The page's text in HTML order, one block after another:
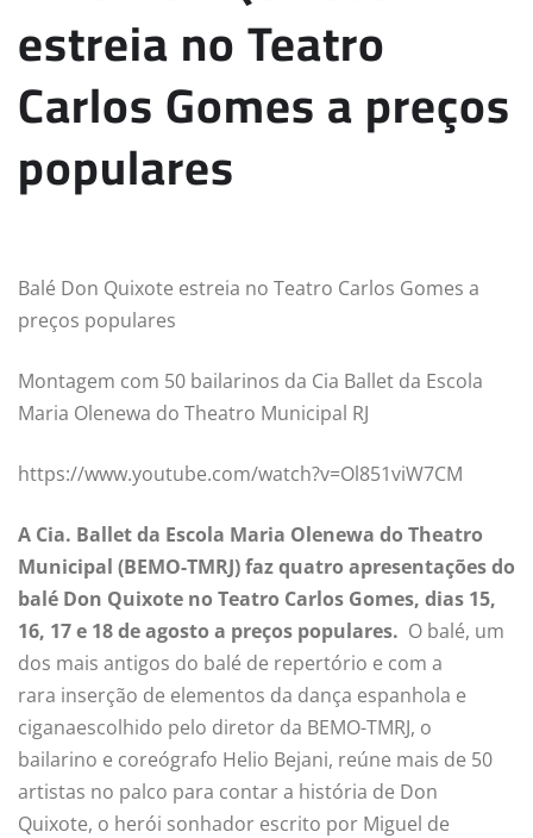
estreia no Teatro
Carlos Gomes a preços
populares
Balé Don Quixote estreia no Teatro Carlos Gomes a
preços populares
Montagem com 50 bailarinos da Cia Ballet da Escola
Maria Olenewa do Theatro Municipal RJ
https://www.youtube.com/watch?v=Ol851viW7CM
A Cia. Ballet da Escola Maria Olenewa do Theatro
Municipal (BEMO-TMRJ) faz quatro apresentações do
balé Don Quixote no Teatro Carlos Gomes, dias 15,
16, 17 e 18 de agosto a preços populares. O balé, um
dos mais antigos do balé de repertório e com a
rara inserção de elementos da dança espanhola e
ciganaescolhido pelo diretor da BEMO-TMRJ, o
bailarino e coreógrafo Helio Bejani, reúne mais de 50
artistas no palco para contar a história de Don
Quixote, o herói sonhador escrito por Miguel de